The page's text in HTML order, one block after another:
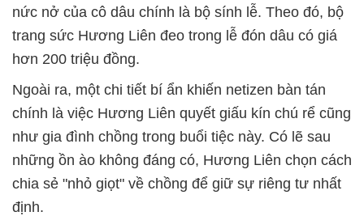
nức nở của cô dâu chính là bộ sính lễ. Theo đó, bộ
trang sức Hương Liên đeo trong lễ đón dâu có giá
hơn 200 triệu đồng.
Ngoài ra, một chi tiết bí ẩn khiến netizen bàn tán
chính là việc Hương Liên quyết giấu kín chú rể cũng
như gia đình chồng trong buổi tiệc này. Có lẽ sau
những ồn ào không đáng có, Hương Liên chọn cách
chia sẻ "nhỏ giọt" về chồng để giữ sự riêng tư nhất
định.